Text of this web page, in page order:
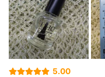
5.00